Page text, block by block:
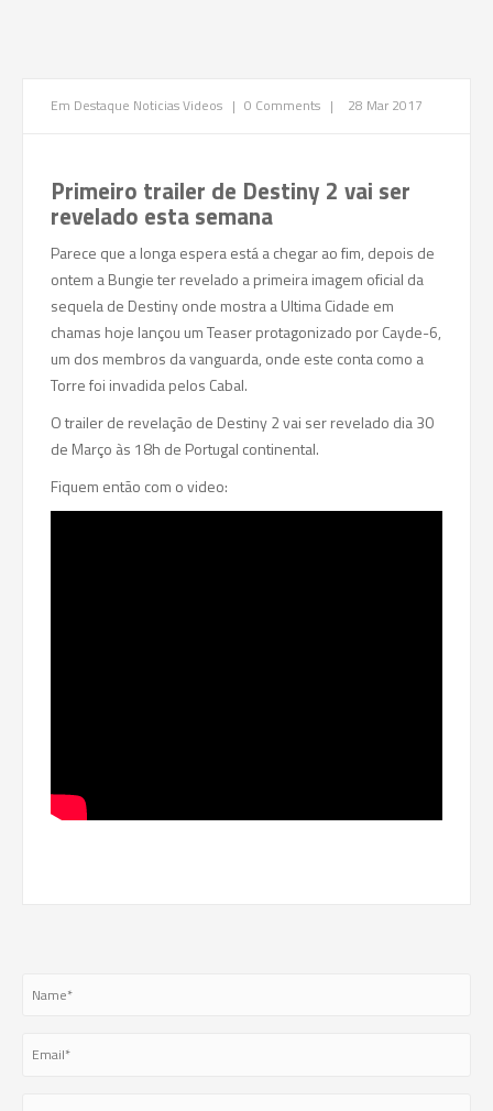
Em Destaque NoticiasVideos | 0 Comments | 28 Mar 2017
Primeiro trailer de Destiny 2 vai ser
revelado esta semana
Parece que a longa espera está a chegar ao fim, depois de
ontem a Bungie ter revelado a primeira imagem oficial da
sequela de Destiny onde mostra a Ultima Cidade em
chamas hoje lançou um Teaser protagonizado por Cayde-6,
um dos membros da vanguarda, onde este conta como a
Torre foi invadida pelos Cabal.
O trailer de revelação de Destiny 2 vai ser revelado dia 30
de Março às 18h de Portugal continental.
Fiquem então com o video: